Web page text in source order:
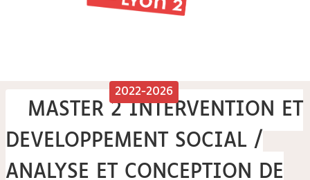
2022-2026
MASTER 2 INTERVENTION ET
DEVELOPPEMENT SOCIAL /
ANALYSE ET CONCEPTION DE